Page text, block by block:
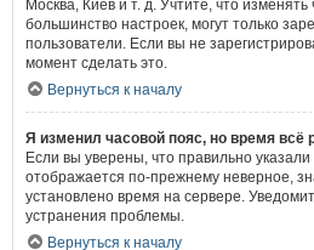
Москва, Киев и т. д. Учтите, что изменять
большинство настроек, могут только
пользователи. Если вы не
момент сделать это.
Вернуться к началу
Я изменил часовой пояс, но время всё
Если вы уверены, что правильно
отображается по-прежнему неверное,
установлено время на сервере.
устранения проблемы.
Вернуться к началу